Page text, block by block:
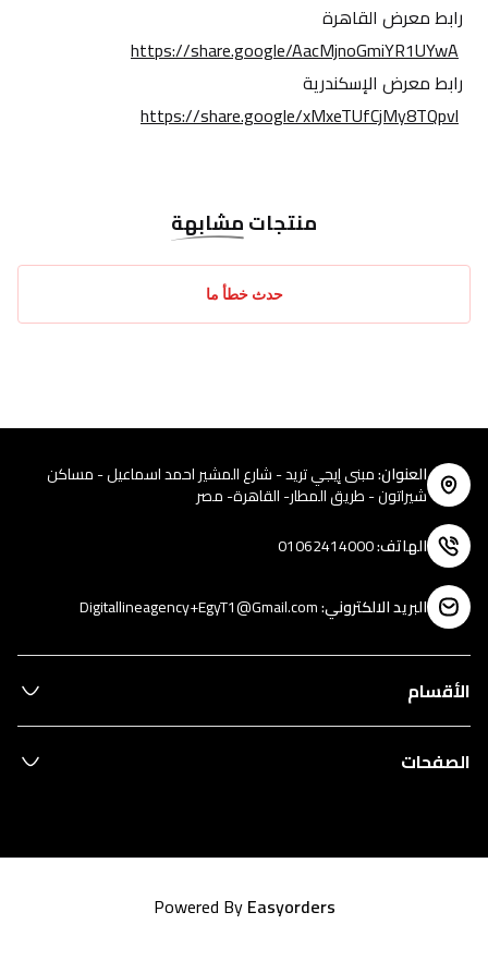
رابط معرض القاهرة
https://share.google/AacMjnoGmiYR1UYwA
رابط معرض الإسكندرية
https://share.google/xMxeTUfCjMy8TQpvl
منتجاتمشابهة
حدث خطأ ما
العنوان:مبنى إيجي تريد - شارع المشير احمد اسماعيل - مساكن
شيراتون - طريق المطار- القاهرة- مصر
الهاتف:
01062414000
البريد الالكتروني:
Digitallineagency+EgyT1@Gmail.com
الأقسام
الصفحات
Powered ByEasyorders